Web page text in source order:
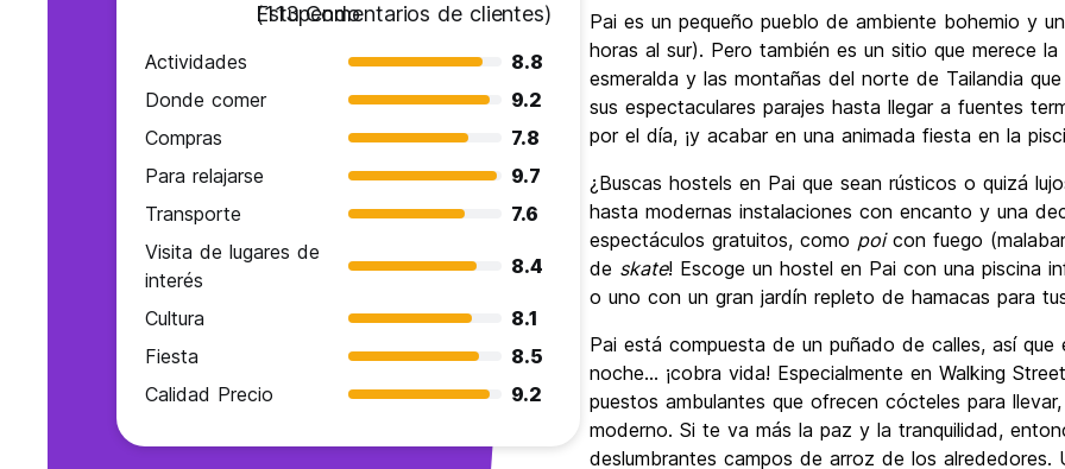
Estupendo
(113 Comentarios de clientes)
Actividades
8.8
Donde comer
9.2
Compras
7.8
Para relajarse
9.7
Transporte
7.6
Visita de lugares de
interés
8.4
Cultura
8.1
Fiesta
8.5
Calidad Precio
9.2
Pai es un pequeño pueblo de ambiente bohemio y
horas al sur). Pero también es un sitio que merece
esmeralda y las montañas del norte de Tailandia
sus espectaculares parajes hasta llegar a fuentes
por el día, ¡y acabar en una animada fiesta en la
¿Buscas hostels en Pai que sean rústicos o quizá
hasta modernas instalaciones con encanto y una
espectáculos gratuitos, como poicon fuego
de skate! Escoge un hostel en Pai con una piscina
o uno con un gran jardín repleto de hamacas para
Pai está compuesta de un puñado de calles, así
noche… ¡cobra vida! Especialmente en Walking
puestos ambulantes que ofrecen cócteles para
moderno. Si te va más la paz y la tranquilidad,
deslumbrantes campos de arroz de los